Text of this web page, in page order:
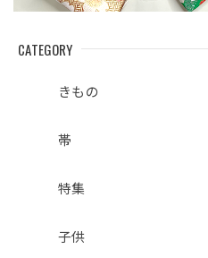
CATEGORY
きもの
帯
特集
子供